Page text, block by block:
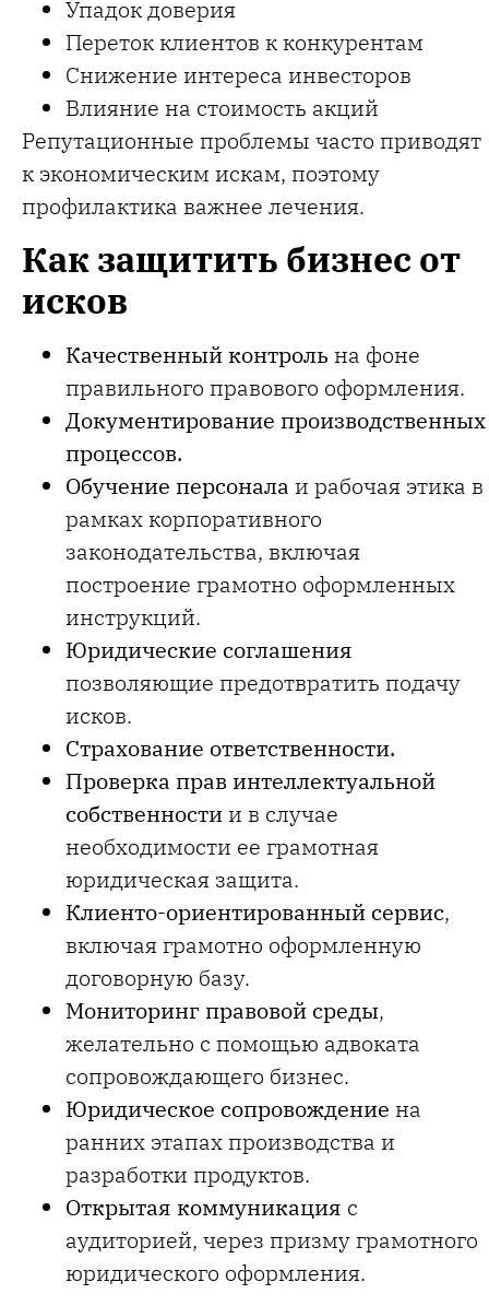
Упадок доверия
Переток клиентов к конкурентам
Снижение интереса инвесторов
Влияние на стоимость акций
Репутационные проблемы часто приводят
к экономическим искам, поэтому
профилактика важнее лечения.
Как защитить бизнес от
исков
Качественный контроль на фоне
правильного правового оформления.
Документирование производственных
процессов.
Обучение персонала и рабочая этика в
рамках корпоративного
законодательства, включая
построение грамотно оформленных
инструкций.
Юридические соглашения
позволяющие предотвратить подачу
исков.
Страхование ответственности.
Проверка прав интеллектуальной
собственности и в случае
необходимости ее грамотная
юридическая защита.
Клиенто-ориентированный сервис,
включая грамотно оформленную
договорную базу.
Мониторинг правовой среды,
желательно с помощью адвоката
сопровождающего бизнес.
Юридическое сопровождение на
ранних этапах производства и
разработки продуктов.
Открытая коммуникация с
аудиторией, через призму грамотного
юридического оформления.